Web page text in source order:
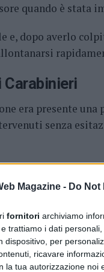
Magazine - Do
fornitori archiviamo
trattiamo i dati
dispositivo, per
ricavare
la tua autorizzazione noi
quando è stata
e, dopo averlo
Carabinieri
era presente
senza
in possesso di
e ha riportato
sanitari.